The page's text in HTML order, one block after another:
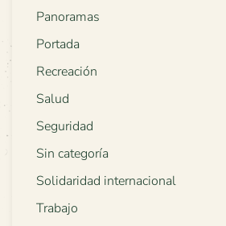
Panoramas
Portada
Recreación
Salud
Seguridad
Sin categoría
Solidaridad internacional
Trabajo